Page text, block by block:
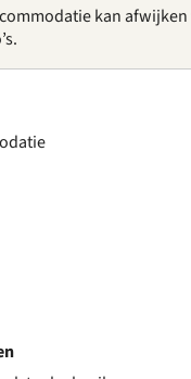
kan afwijken